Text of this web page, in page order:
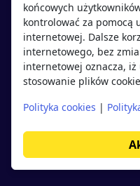
Regulamin kandydata
Oferty pracy
Pracodawcy
Opinie o pracodawcach
Blog
końcowych
kontrolować za pomocą
internetowej. Dalsze
internetowego, bez
internetowej oznacza,
stosowanie plików
Polityka cookies |